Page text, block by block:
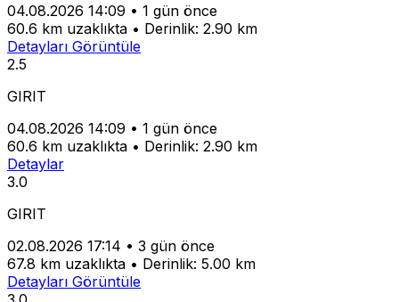
04.08.2026 14:09 • 1 gün önce
60.6 km uzaklıkta • Derinlik: 2.90 km
Detayları Görüntüle
2.5
GIRIT
04.08.2026 14:09 • 1 gün önce
60.6 km uzaklıkta • Derinlik: 2.90 km
Detaylar
3.0
GIRIT
02.08.2026 17:14 • 3 gün önce
67.8 km uzaklıkta • Derinlik: 5.00 km
Detayları Görüntüle